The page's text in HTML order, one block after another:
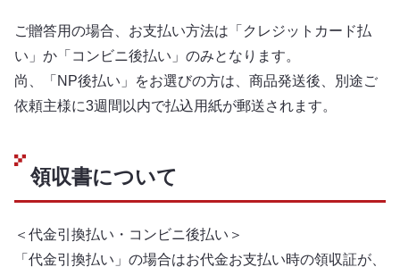
ご贈答用の場合、お支払い方法は「クレジットカード払
い」か「コンビニ後払い」のみとなります。
尚、「NP後払い」をお選びの方は、商品発送後、別途ご
依頼主様に3週間以内で払込用紙が郵送されます。
領収書について
＜代金引換払い・コンビニ後払い＞
「代金引換払い」の場合はお代金お支払い時の領収証が、